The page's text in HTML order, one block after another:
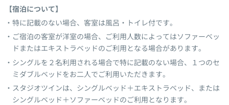
【宿泊について】
特に記載のない場合、客室は風呂・トイレ付です。
ご宿泊の客室が洋室の場合、ご利用人数によってはソファーベッ
ドまたはエキストラベッドのご利用となる場合があります。
シングルを２名利用される場合で特に記載のない場合、１つのセ
ミダブルベッドをお二人でご利用いただきます。
スタジオツインは、シングルベッド＋エキストラベッド、または
シングルベッド＋ソファーベッドのご利用となります。